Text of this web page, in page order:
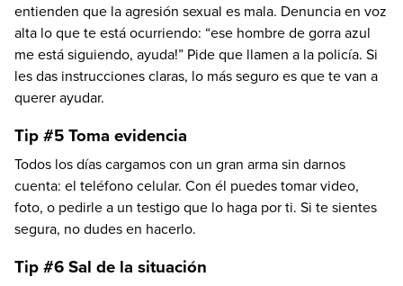
entienden que la agresión sexual es mala. Denuncia en voz
alta lo que te está ocurriendo: “ese hombre de gorra azul
me está siguiendo, ayuda!” Pide que llamen a la policía. Si
les das instrucciones claras, lo más seguro es que te van a
querer ayudar.
Tip #5 Toma evidencia
Todos los días cargamos con un gran arma sin darnos
cuenta: el teléfono celular. Con él puedes tomar video,
foto, o pedirle a un testigo que lo haga por ti. Si te sientes
segura, no dudes en hacerlo.
Tip #6 Sal de la situación